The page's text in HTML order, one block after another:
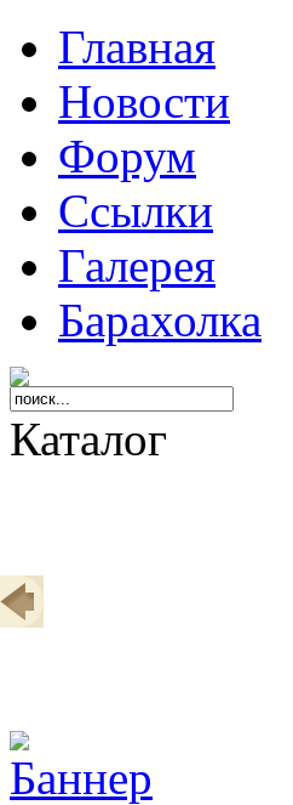
Главная
Новости
Форум
Ссылки
Галерея
Барахолка
Каталог